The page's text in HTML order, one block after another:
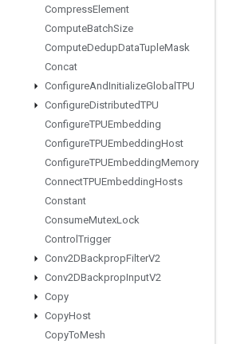
CompressElement
ComputeBatchSize
ComputeDedupDataTupleMask
Concat
ConfigureAndInitializeGlobal TPU
ConfigureDistributedTPU
ConfigureTPUEmbedding
ConfigureTPUEmbeddingHost
ConfigureTPUEmbeddingMemory
ConnectTPUEmbeddingHosts
Constant
ConsumeMutexLock
Control Trigger
Conv2DBackpropFilterV2
Conv2DBackpropInputV2
Copy
CopyHost
CopyToMesh